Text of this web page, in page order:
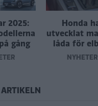
2025:
gång
Honda
utvecklat
låda för
NYHETER